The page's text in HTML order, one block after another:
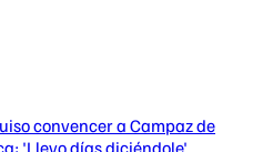
convencer a Campaz de
'Llevo días diciéndole'